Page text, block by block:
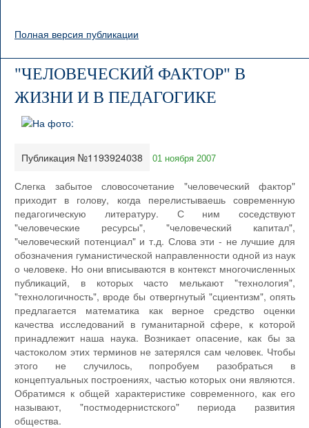
Полная версия публикации
"ЧЕЛОВЕЧЕСКИЙ ФАКТОР" В
ЖИЗНИ И В ПЕДАГОГИКЕ
Публикация №1193924038 01 ноября 2007
Слегка забытое словосочетание "человеческий фактор"
приходит в голову, когда перелистываешь современную
педагогическую литературу. С ним соседствуют
"человеческие ресурсы", "человеческий капитал",
"человеческий потенциал" и т.д. Слова эти - не лучшие для
обозначения гуманистической направленности одной из наук
о человеке. Но они вписываются в контекст многочисленных
публикаций, в которых часто мелькают "технология",
"технологичность", вроде бы отвергнутый "сциентизм", опять
предлагается математика как верное средство оценки
качества исследований в гуманитарной сфере, к которой
принадлежит наша наука. Возникает опасение, как бы за
частоколом этих терминов не затерялся сам человек. Чтобы
этого не случилось, попробуем разобраться в
концептуальных построениях, частью которых они являются.
Обратимся к общей характеристике современного, как его
называют, "постмодернистского" периода развития
общества.